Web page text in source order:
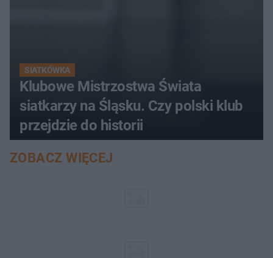
SIATKÓWKA
Klubowe Mistrzostwa Świata
siatkarzy na Śląsku. Czy polski klub
przejdzie do historii
ZOBACZ WIĘCEJ